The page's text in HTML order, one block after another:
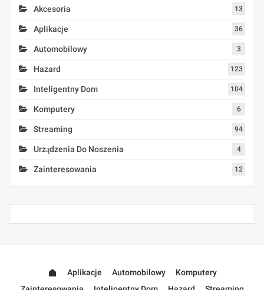
Akcesoria 13
Aplikacje 36
Automobilowy 3
Hazard 123
Inteligentny Dom 104
Komputery 6
Streaming 94
Urządzenia Do Noszenia 4
Zainteresowania 12
Aplikacje Automobilowy
Komputery